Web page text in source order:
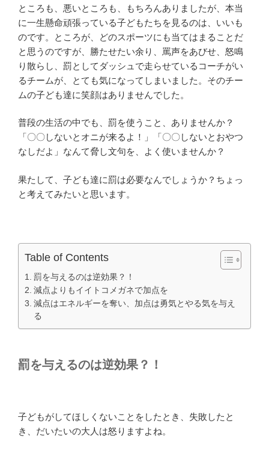
ところも、悪いところも、もちろんありましたが、本当
に一生懸命頑張っている子どもたちを見るのは、いいも
のです。ところが、どのスポーツにも当てはまることだ
と思うのですが、勝たせたい余り、罵声をあびせ、怒鳴
り散らし、罰としてダッシュで走らせているコーチがい
るチームが、とても気になってしまいました。そのチー
ムの子ども達に笑顔はありませんでした。
普段の生活の中でも、罰を使うこと、ありませんか？
「〇〇しないとオニが来るよ！」「〇〇しないとおやつ
なしだよ」なんて脅し文句を、よく使いませんか？
果たして、子ども達に罰は必要なんでしょうか？ちょっ
と考えてみたいと思います。
Table of Contents
罰を与えるのは逆効果？！
減点よりもイイトコメガネで加点を
減点はエネルギーを奪い、加点は勇気とやる気を与え
る
罰を与えるのは逆効果？！
子どもがしてほしくないことをしたとき、失敗したと
き、だいたいの大人は怒りますよね。